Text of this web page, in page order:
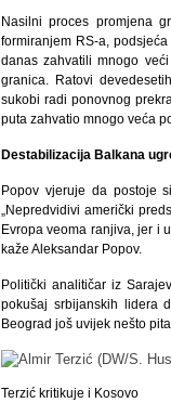
Nasilni proces promjena
formiranjem RS-a,
danas zahvatili mnogo
granica. Ratovi
sukobi radi ponovnog
puta zahvatio mnogo veća
Destabilizacija Balkana
Popov vjeruje da postoje
„Nepredvidivi američki
Evropa veoma ranjiva, jer i
kaže Aleksandar Popov.
Politički analitičar iz
pokušaj srbijanskih lidera
Beograd još uvijek nešto
Terzić kritikuje i Kosovo